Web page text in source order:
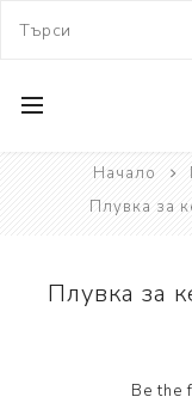
Начало
Плувка за
Плувка за
Be the